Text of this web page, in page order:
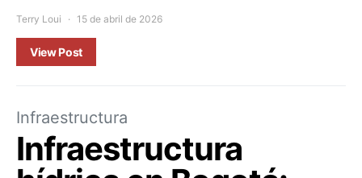
Terry Loui 15 de abril de 2026
View Post
Infraestructura
Infraestructura